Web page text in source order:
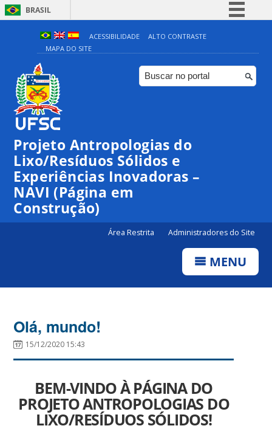
BRASIL
Simplifique!
Comunica BR
Participe
ACESSIBILIDADE
ALTO CONTRASTE
MAPA DO SITE
Projeto Antropologias do
Lixo/Resíduos Sólidos e
Experiências Inovadoras –
NAVI (Página em
Construção)
Área Restrita Administradores do Site
MENU
Olá, mundo!
15/12/2020 15:43
BEM-VINDO À PÁGINA DO
PROJETO ANTROPOLOGIAS DO
LIXO/RESÍDUOS SÓLIDOS!